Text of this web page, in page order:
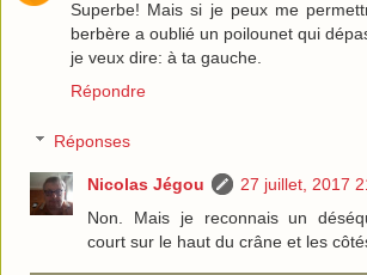
Superbe! Mais si je peux me
berbère a oublié un poilounet qui
je veux dire: à ta gauche.
Répondre
Réponses
Nicolas Jégou
27 juillet, 2017
Non. Mais je reconnais un
court sur le haut du crâne et les